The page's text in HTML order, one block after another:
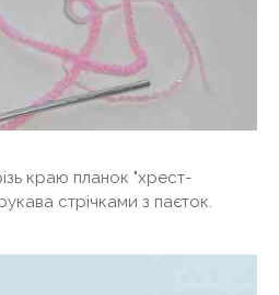
краю планок "хрест-
стрічками з паєток.